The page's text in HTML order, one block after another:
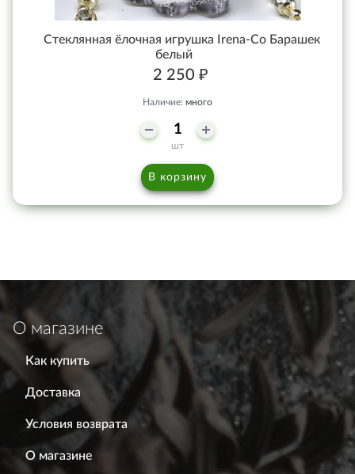
Стеклянная ёлочная игрушка Irena-Co Барашек
белый
2 250 ₽
Наличие: много
шт
В корзину
О магазине
Как купить
Доставка
Условия возврата
О магазине